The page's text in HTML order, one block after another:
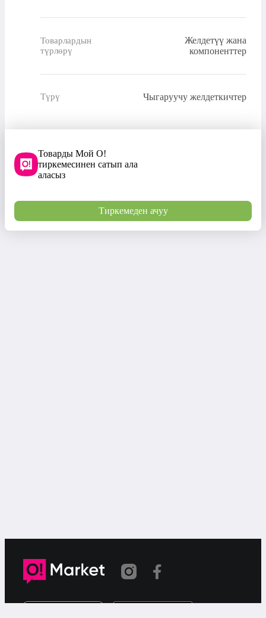
Товарлардын
түрлөрү
Желдетүү жана
компоненттер
Түрү Чыгаруучу желдеткичтер
Товарды Мой О!
тиркемесинен сатып ала
аласыз
Тиркемеден ачуу